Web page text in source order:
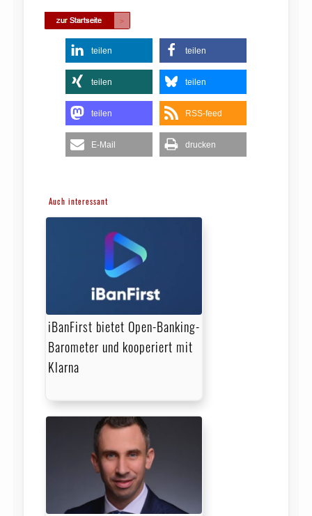
teilen teilen
teilen teilen
teilen RSS-feed
E-Mail drucken
Auch interessant
iBanFirst bietet Open-Banking-
Barometer und kooperiert mit
Klarna